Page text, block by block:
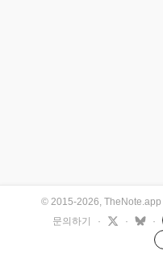
© 2015-2026, TheNote.app
문의하기
· · ·